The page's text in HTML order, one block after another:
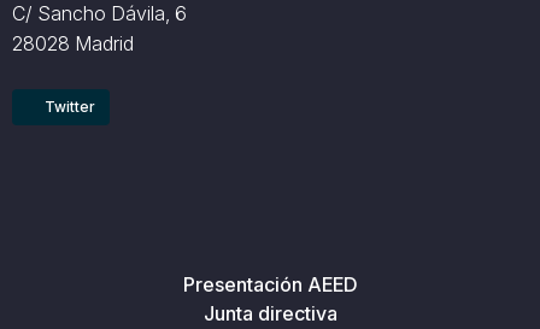
C/ Sancho Dávila, 6
28028 Madrid
Twitter
Presentación AEED
Junta directiva